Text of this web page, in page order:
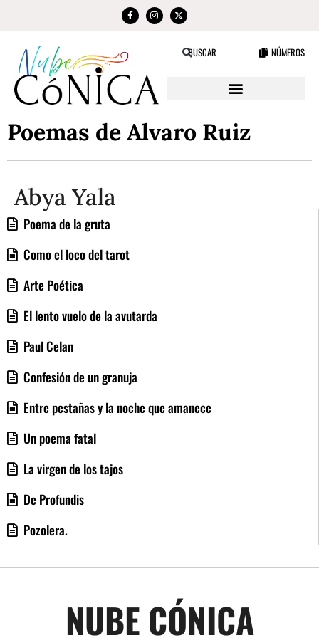
BUSCAR NÚMEROS
Poemas de Alvaro Ruiz
Poema de la gruta
Como el loco del tarot
Arte Poética
El lento vuelo de la avutarda
Paul Celan
Confesión de un granuja
Entre pestañas y la noche que amanece
Un poema fatal
La virgen de los tajos
De Profundis
Pozolera.
Abya Yala
NUBE CÓNICA